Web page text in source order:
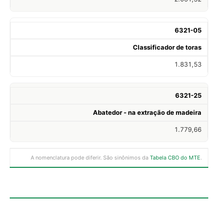
6321-05
Classificador de toras
1.831,53
6321-25
Abatedor - na extração de madeira
1.779,66
A nomenclatura pode diferir. São sinônimos da Tabela CBO do MTE.